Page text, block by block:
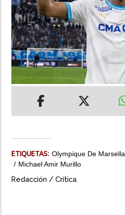
DEPORTES
MUNDO
INSÓLITAS
MULTIMEDIA
IMPRESO
ETIQUETAS: Olympique De Marsella
Michael Amir Murillo
Redacción / Crítica